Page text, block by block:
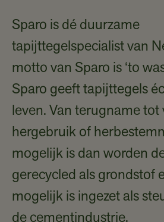
Sparo is dé duurzame
tapijttegelspecialist van
motto van Sparo is ‘to
Sparo geeft tapijttegels
leven. Van terugname tot
hergebruik of
mogelijk is dan worden
gerecycled als grondstof
mogelijk is ingezet als
de cementindustrie.